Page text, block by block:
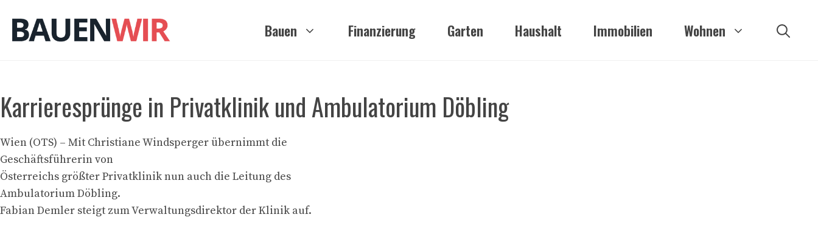
Inhalt
springen
Bauen Finanzierung Garten Haushalt Immobilien Wohnen
Karrieresprünge in Privatklinik und Ambulatorium Döbling
Wien (OTS) – Mit Christiane Windsperger übernimmt die
Geschäftsführerin von
Österreichs größter Privatklinik nun auch die Leitung des
Ambulatorium Döbling.
Fabian Demler steigt zum Verwaltungsdirektor der Klinik auf.